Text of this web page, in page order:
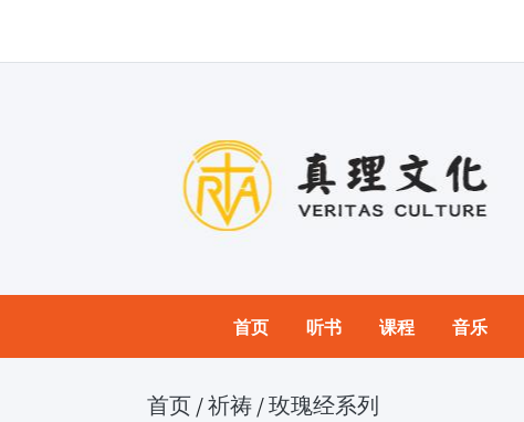
首页 听书 课程 音乐
首页 /祈祷 /玫瑰经系列